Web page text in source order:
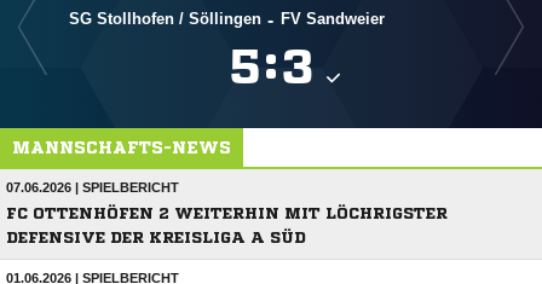
SG Stollhofen /​ Söllingen - FV Sandweier
:
MANNSCHAFTS-NEWS
07.06.2026 | SPIELBERICHT
FC OTTENHÖFEN 2 WEITERHIN MIT LÖCHRIGSTER
DEFENSIVE DER KREISLIGA A SÜD
01.06.2026 | SPIELBERICHT